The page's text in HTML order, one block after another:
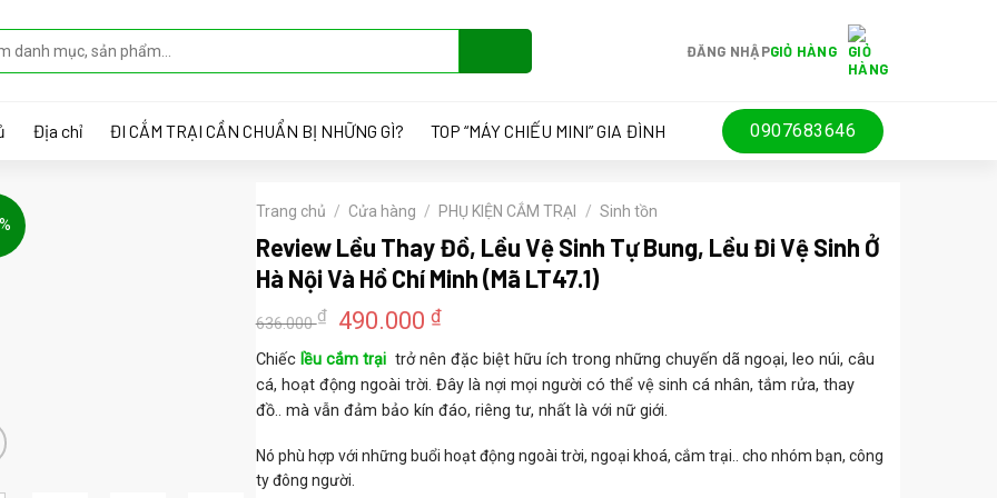
ĐĂNG NHẬPGIỎ HÀNG
Địa chỉ ĐI CẮM TRẠI CẦN CHUẨN BỊ NHỮNG GÌ? TOP “MÁY CHIẾU MINI” GIA ĐÌNH 0907683646
Trang chủ / Cửa hàng / PHỤ KIỆN CẮM TRẠI / Sinh tồn
Review Lều Thay Đồ, Lều Vệ Sinh Tự Bung, Lều Đi Vệ Sinh Ở
Hà Nội Và Hồ Chí Minh (Mã LT47.1)
636.000₫
Giá
gốc
là:
636.000 ₫.
490.000₫Giá
hiện
tại
là:
490.000 ₫.
Chiếc lều cắm trạitrở nên đặc biệt hữu ích trong những chuyến dã ngoại, leo núi, câu
cá, hoạt động ngoài trời. Đây là nợi mọi người có thể vệ sinh cá nhân, tắm rửa, thay
đồ.. mà vẫn đảm bảo kín đáo, riêng tư, nhất là với nữ giới.
Nó phù hợp với những buổi hoạt động ngoài trời, ngoại khoá, cắm trại.. cho nhóm bạn, công
ty đông người.